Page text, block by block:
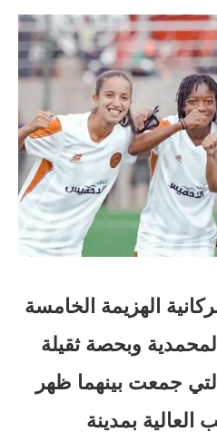
الهزيمة الخامسة
وبحصة ثقيلة
التي جمعت بينهما ظهر
بمدينة